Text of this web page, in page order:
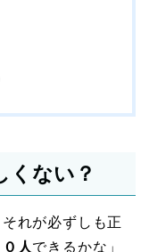
くない？
れが必ずしも正
０人できるかな」